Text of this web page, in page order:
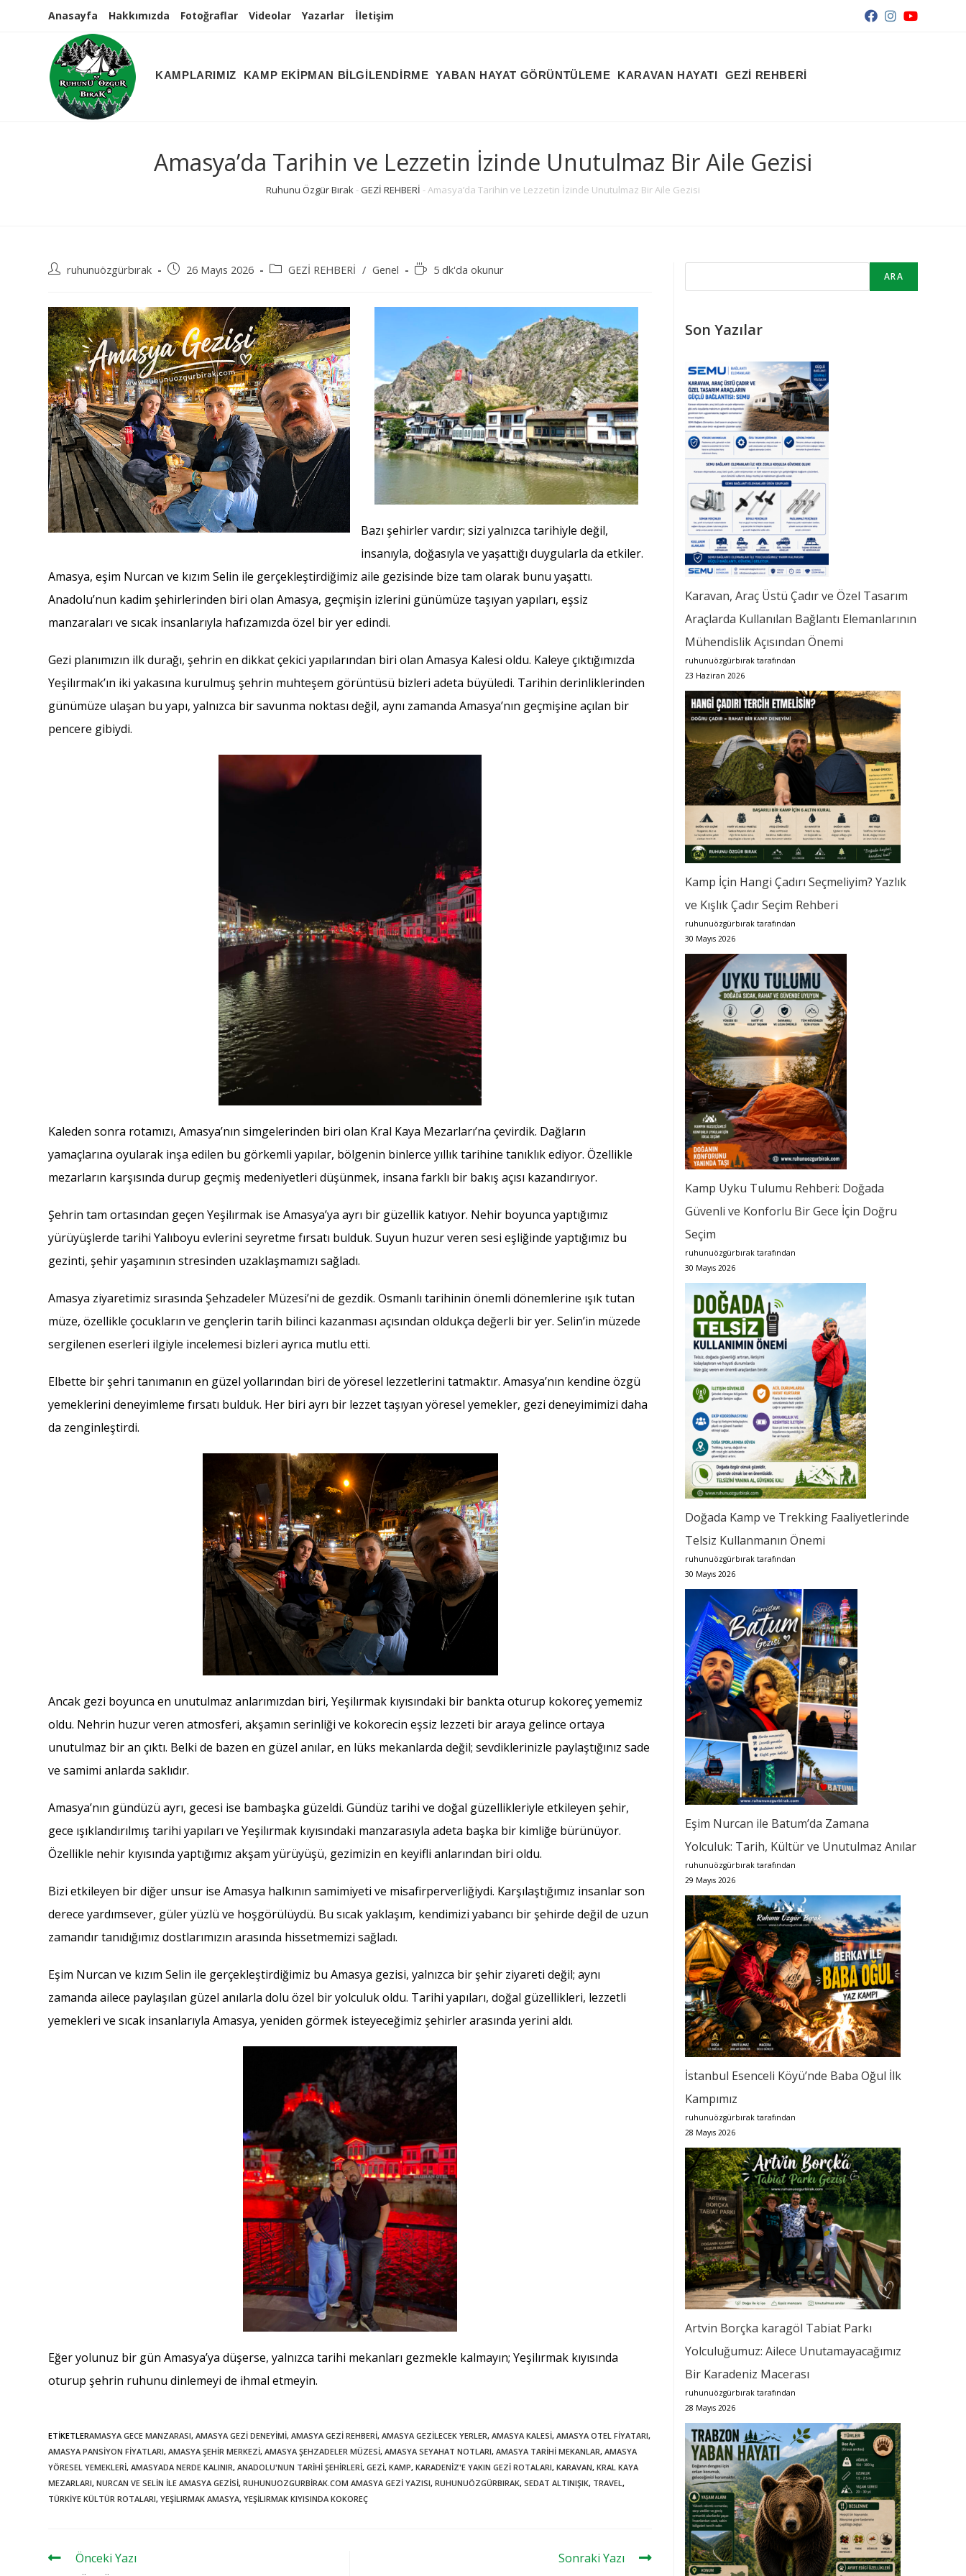
Anasayfa Hakkımızda Fotoğraflar Videolar Yazarlar İletişim
KAMPLARIMIZ KAMP EKİPMAN BİLGİLENDİRME YABAN HAYAT GÖRÜNTÜLEME KARAVAN HAYATI GEZİ REHBERİ
Amasya’da Tarihin ve Lezzetin İzinde Unutulmaz Bir Aile Gezisi
Ruhunu Özgür Bırak-GEZİ REHBERİ -Amasya’da Tarihin ve Lezzetin İzinde Unutulmaz Bir Aile Gezisi
Postruhunuözgürbırak
Post26 Mayıs 2026
PostGEZİ REHBERİ / Genel
Reading5 dk'da okunur
Bazı şehirler vardır; sizi yalnızca tarihiyle değil,
insanıyla, doğasıyla ve yaşattığı duygularla da etkiler.
Amasya, eşim Nurcan ve kızım Selin ile gerçekleştirdiğimiz aile gezisinde bize tam olarak bunu yaşattı.
Anadolu’nun kadim şehirlerinden biri olan Amasya, geçmişin izlerini günümüze taşıyan yapıları, eşsiz
manzaraları ve sıcak insanlarıyla hafızamızda özel bir yer edindi.
Gezi planımızın ilk durağı, şehrin en dikkat çekici yapılarından biri olan Amasya Kalesi oldu. Kaleye çıktığımızda
Yeşilırmak’ın iki yakasına kurulmuş şehrin muhteşem görüntüsü bizleri adeta büyüledi. Tarihin derinliklerinden
günümüze ulaşan bu yapı, yalnızca bir savunma noktası değil, aynı zamanda Amasya’nın geçmişine açılan bir
pencere gibiydi.
Kaleden sonra rotamızı, Amasya’nın simgelerinden biri olan Kral Kaya Mezarları’na çevirdik. Dağların
yamaçlarına oyularak inşa edilen bu görkemli yapılar, bölgenin binlerce yıllık tarihine tanıklık ediyor. Özellikle
mezarların karşısında durup geçmiş medeniyetleri düşünmek, insana farklı bir bakış açısı kazandırıyor.
Şehrin tam ortasından geçen Yeşilırmak ise Amasya’ya ayrı bir güzellik katıyor. Nehir boyunca yaptığımız
yürüyüşlerde tarihi Yalıboyu evlerini seyretme fırsatı bulduk. Suyun huzur veren sesi eşliğinde yaptığımız bu
gezinti, şehir yaşamının stresinden uzaklaşmamızı sağladı.
Amasya ziyaretimiz sırasında Şehzadeler Müzesi’ni de gezdik. Osmanlı tarihinin önemli dönemlerine ışık tutan
müze, özellikle çocukların ve gençlerin tarih bilinci kazanması açısından oldukça değerli bir yer. Selin’in müzede
sergilenen eserleri ilgiyle incelemesi bizleri ayrıca mutlu etti.
Elbette bir şehri tanımanın en güzel yollarından biri de yöresel lezzetlerini tatmaktır. Amasya’nın kendine özgü
yemeklerini deneyimleme fırsatı bulduk. Her biri ayrı bir lezzet taşıyan yöresel yemekler, gezi deneyimimizi daha
da zenginleştirdi.
Ancak gezi boyunca en unutulmaz anlarımızdan biri, Yeşilırmak kıyısındaki bir bankta oturup kokoreç yememiz
oldu. Nehrin huzur veren atmosferi, akşamın serinliği ve kokorecin eşsiz lezzeti bir araya gelince ortaya
unutulmaz bir an çıktı. Belki de bazen en güzel anılar, en lüks mekanlarda değil; sevdiklerinizle paylaştığınız sade
ve samimi anlarda saklıdır.
Amasya’nın gündüzü ayrı, gecesi ise bambaşka güzeldi. Gündüz tarihi ve doğal güzellikleriyle etkileyen şehir,
gece ışıklandırılmış tarihi yapıları ve Yeşilırmak kıyısındaki manzarasıyla adeta başka bir kimliğe bürünüyor.
Özellikle nehir kıyısında yaptığımız akşam yürüyüşü, gezimizin en keyifli anlarından biri oldu.
Bizi etkileyen bir diğer unsur ise Amasya halkının samimiyeti ve misafirperverliğiydi. Karşılaştığımız insanlar son
derece yardımsever, güler yüzlü ve hoşgörülüydü. Bu sıcak yaklaşım, kendimizi yabancı bir şehirde değil de uzun
zamandır tanıdığımız dostlarımızın arasında hissetmemizi sağladı.
Eşim Nurcan ve kızım Selin ile gerçekleştirdiğimiz bu Amasya gezisi, yalnızca bir şehir ziyareti değil; aynı
zamanda ailece paylaşılan güzel anılarla dolu özel bir yolculuk oldu. Tarihi yapıları, doğal güzellikleri, lezzetli
yemekleri ve sıcak insanlarıyla Amasya, yeniden görmek isteyeceğimiz şehirler arasında yerini aldı.
Eğer yolunuz bir gün Amasya’ya düşerse, yalnızca tarihi mekanları gezmekle kalmayın; Yeşilırmak kıyısında
oturup şehrin ruhunu dinlemeyi de ihmal etmeyin.
ETIKETLERAMASYA GECE MANZARASI, AMASYA GEZI DENEYIMI, AMASYA GEZI REHBERI, AMASYA GEZILECEK YERLER, AMASYA KALESI, AMASYA OTEL FIYATARI,
AMASYA PANSIYON FIYATLARI, AMASYA ŞEHIR MERKEZI, AMASYA ŞEHZADELER MÜZESI, AMASYA SEYAHAT NOTLARI, AMASYA TARIHI MEKANLAR, AMASYA
YÖRESEL YEMEKLERI, AMASYADA NERDE KALINIR, ANADOLU'NUN TARIHI ŞEHIRLERI, GEZI, KAMP, KARADENIZ'E YAKIN GEZI ROTALARI, KARAVAN, KRAL KAYA
MEZARLARI, NURCAN VE SELIN ILE AMASYA GEZISI, RUHUNUOZGURBIRAK.COM AMASYA GEZI YAZISI, RUHUNUÖZGÜRBIRAK, SEDAT ALTINIŞIK, TRAVEL,
TÜRKIYE KÜLTÜR ROTALARI, YEŞILIRMAK AMASYA, YEŞILIRMAK KIYISINDA KOKOREÇ
haberlerÖnceki Yazı
Sonraki Yazı
ARA
Son Yazılar
Karavan, Araç Üstü Çadır ve Özel Tasarım
Araçlarda Kullanılan Bağlantı Elemanlarının
Mühendislik Açısından Önemi
ruhunuözgürbırak tarafından
23 Haziran 2026
Kamp İçin Hangi Çadırı Seçmeliyim? Yazlık
ve Kışlık Çadır Seçim Rehberi
ruhunuözgürbırak tarafından
30 Mayıs 2026
Kamp Uyku Tulumu Rehberi: Doğada
Güvenli ve Konforlu Bir Gece İçin Doğru
Seçim
ruhunuözgürbırak tarafından
30 Mayıs 2026
Doğada Kamp ve Trekking Faaliyetlerinde
Telsiz Kullanmanın Önemi
ruhunuözgürbırak tarafından
30 Mayıs 2026
Eşim Nurcan ile Batum’da Zamana
Yolculuk: Tarih, Kültür ve Unutulmaz Anılar
ruhunuözgürbırak tarafından
29 Mayıs 2026
İstanbul Esenceli Köyü’nde Baba Oğul İlk
Kampımız
ruhunuözgürbırak tarafından
28 Mayıs 2026
Artvin Borçka karagöl Tabiat Parkı
Yolculuğumuz: Ailece Unutamayacağımız
Bir Karadeniz Macerası
ruhunuözgürbırak tarafından
28 Mayıs 2026